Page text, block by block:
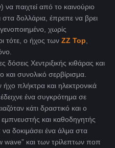
παιχτεί από το καινούριο
δολλάρια, έπρεπε να βρει
χωρίς
τότε, ο ήχος των ZZ Top
Χεντριξικής κιθάρας και
συνολικό σερβίρισμα.
πλήκτρα και ηλεκτρονικά
ένα συγκρότημα σε
κάτι δραστικό και ο
και καθοδηγητής
δοκιμάσει ένα άλμα στα
wave” και των τρίλεπτων ποπ